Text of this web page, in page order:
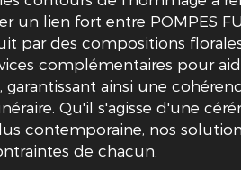
lien fort entre POMPES
par des compositions
complémentaires pour
ainsi une
Qu'il s'agisse d'une
contemporaine, nos
de chacun.